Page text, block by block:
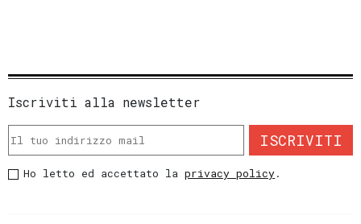
Iscriviti alla newsletter
ISCRIVITI
Ho letto ed accettato laprivacy policy.